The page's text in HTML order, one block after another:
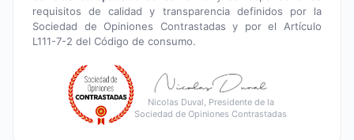
requisitos de calidad y transparencia definidos por la
Sociedad de Opiniones Contrastadas y por el Artículo
L111-7-2 del Código de consumo.
Nicolas Duval, Presidente de la
Sociedad de Opiniones Contrastadas